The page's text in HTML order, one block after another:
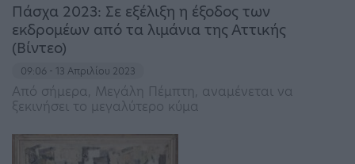
Πάσχα 2023: Σε εξέλιξη η έξοδος των
εκδρομέων από τα λιμάνια της Αττικής
(Βίντεο)
09:06 - 13 Απριλίου 2023
Από σήμερα, Μεγάλη Πέμπτη, αναμένεται να
ξεκινήσει το μεγαλύτερο κύμα